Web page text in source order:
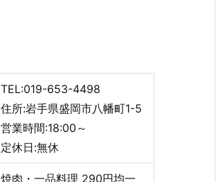
TEL:019-653-4498
住所:岩手県盛岡市八幡町1-5
営業時間:18:00～
定休日:無休
焼肉・一品料理 290円均一